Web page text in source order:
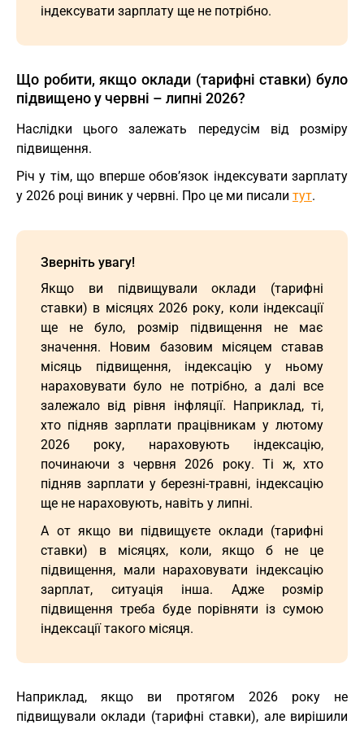
індексувати зарплату ще не потрібно.
Що робити, якщо оклади (тарифні ставки) було
підвищено у червні – липні 2026?
Наслідки цього залежать передусім від розміру
підвищення.
Річ у тім, що вперше обов’язок індексувати зарплату
у 2026 році виник у червні. Про це ми писали тут.
Зверніть увагу!
Якщо ви підвищували оклади (тарифні
ставки) в місяцях 2026 року, коли індексації
ще не було, розмір підвищення не має
значення. Новим базовим місяцем ставав
місяць підвищення, індексацію у ньому
нараховувати було не потрібно, а далі все
залежало від рівня інфляції. Наприклад, ті,
хто підняв зарплати працівникам у лютому
2026 року, нараховують індексацію,
починаючи з червня 2026 року. Ті ж, хто
підняв зарплати у березні-травні, індексацію
ще не нараховують, навіть у липні.
А от якщо ви підвищуєте оклади (тарифні
ставки) в місяцях, коли, якщо б не це
підвищення, мали нараховувати індексацію
зарплат, ситуація інша. Адже розмір
підвищення треба буде порівняти із сумою
індексації такого місяця.
Наприклад, якщо ви протягом 2026 року не
підвищували оклади (тарифні ставки), але вирішили